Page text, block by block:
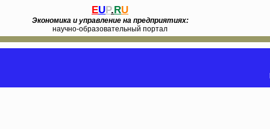
EUP.RU
Экономика и управление на предприятиях:
научно-образовательный портал